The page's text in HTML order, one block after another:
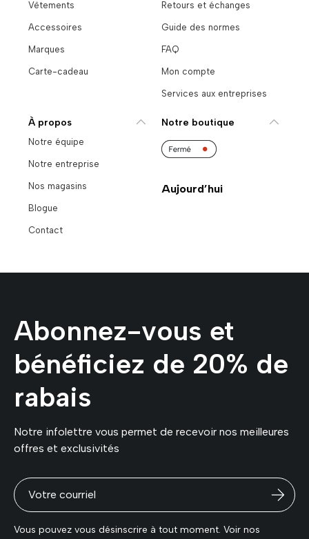
Vêtements
Accessoires
Marques
Carte-cadeau
Retours et échanges
Guide des normes
FAQ
Mon compte
Services aux entreprises
À propos
Notre équipe
Notre entreprise
Nos magasins
Blogue
Contact
Notre boutique
Aujourd’hui
Abonnez-vous et
bénéficiez de 20% de
rabais
Notre infolettre vous permet de recevoir nos meilleures
offres et exclusivités
Vous pouvez vous désinscrire à tout moment. Voir nos